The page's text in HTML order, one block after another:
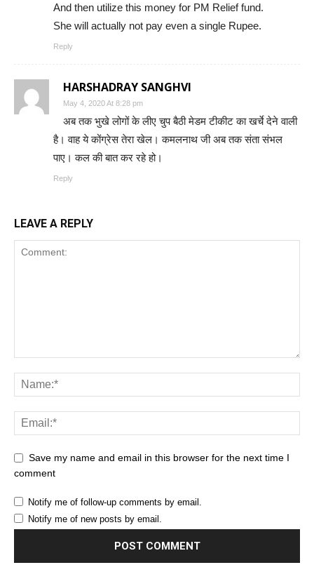
And then utilize this money for PM Relief fund.
She will actually not pay even a single Rupee.
Reply
HARSHADRAY SANGHVI
May 4, 2020 At 8:28 pm
अब तक भुखे लोगों के लीए चुप बैठी मेडम टीकीट का खर्चे देने वाली
है। वाह ये कोंग्रेस तेरा खेल। कमलनाथ जी अब तक संता संभल
पाए। कल की बात कर रहे हो।
Reply
LEAVE A REPLY
Save my name and email in this browser for the next time I
comment
Notify me of follow-up comments by email.
Notify me of new posts by email.